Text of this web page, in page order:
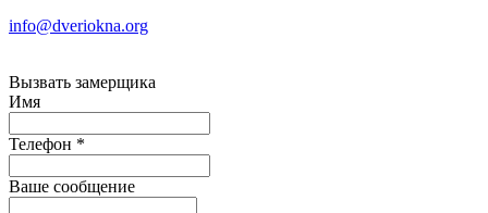
info@dveriokna.org
Вызвать замерщика
Имя
Телефон *
Ваше сообщение